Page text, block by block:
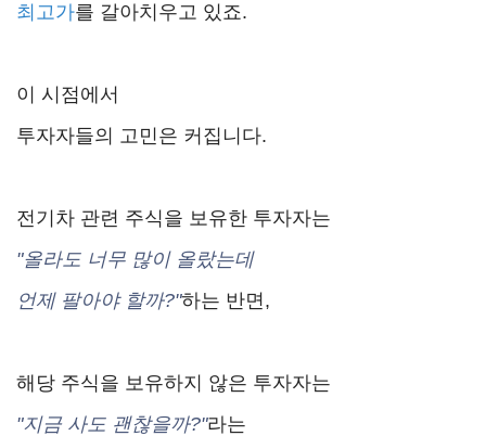
최고가를 갈아치우고 있죠.
이 시점에서
투자자들의 고민은 커집니다.
전기차 관련 주식을 보유한 투자자는
"올라도 너무 많이 올랐는데
언제 팔아야 할까?"하는 반면,
해당 주식을 보유하지 않은 투자자는
"지금 사도 괜찮을까?"라는